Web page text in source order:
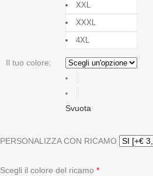
XXL
XXXL
4XL
Il tuo colore:
Svuota
PERSONALIZZA CON RICAMO
Scegli il colore del ricamo *